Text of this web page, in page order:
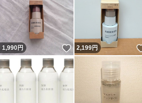
1,990円 いいね！
2,199円